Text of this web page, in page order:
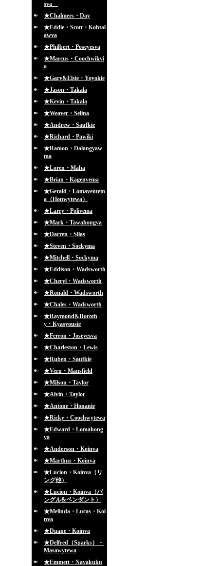
sva
★Chalmers・Day
★Eddie・Scott・Kohtal
awva
★Philbert・Poseyesva
★Marcus・Coochwikvi
a
★Gary&Elsie・Yoyokie
★Jason・Takala
★Kevin・Takala
★Weaver・Selina
★Andrew・Saufkie
★Richard・Pawiki
★Ramon・Dalangyaw
ma
★Loren・Maha
★Brian・Kagenvema
★Gerald・Lomaventem
a（Honwytewa）
★Larry・Polivema
★Mark・Tawahongva
★Darren・Silas
★Steven・Sockyma
★Mitchell・Sockyma
★Eddison・Wadsworth
★Cheryl・Wadsworth
★Ronald・Wadsworth
★Chales・Wadsworth
★Raymond&Doroth
y・Kyasyousie
★Ferron・Joseyesva
★Charleston・Lewis
★Ruben・Saufkie
★Vern・Mansfield
★Milson・Taylor
★Alvin・Taylor
★Antone・Honanie
★Ricky・Coochwytewa
★Edward・Lomahong
va
★Anderson・Koinva
★Marthus・Koinva
★Lucion・Koinva（リ
ング他）
★Lucion・Koinva（バ
ングル&ペンダント）
★Melinda・Lucas・Koi
nva
★Duane・Koinva
★Delfred（Sparks）・
Masawytewa
★Emmett・Navakuku